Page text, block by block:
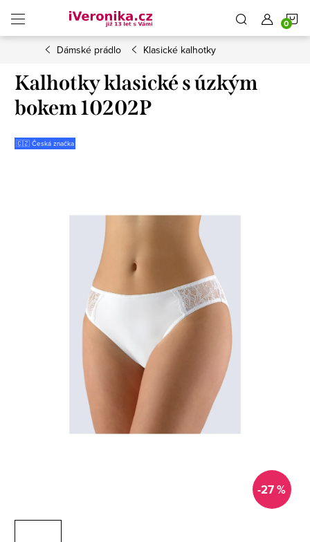
obsah
Dámské prádlo Klasické kalhotky
Kalhotky klasické s úzkým
bokem 10202P
🇨🇿 Česká značka
-27 %